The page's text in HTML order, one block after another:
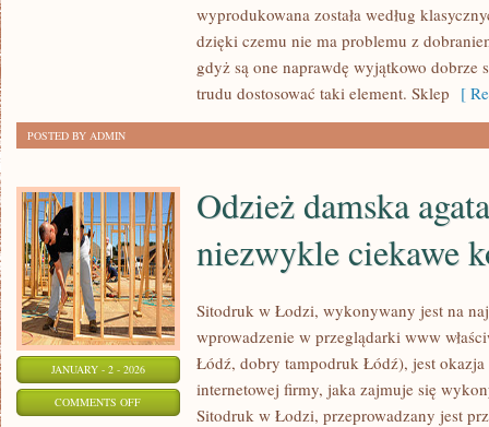
wyprodukowana została według
dzięki czemu nie ma problemu z
gdyż są one naprawdę wyjątkowo dobrze
trudu dostosować taki element. Sklep [
POSTED BY ADMIN
JANUARY - 2 - 2026
COMMENTS OFFON
Odzież damska
niezwykle ciekawe
Sitodruk w Łodzi, wykonywany jest na
wprowadzenie w przeglądarki www
Łódź, dobry tampodruk Łódź), jest
internetowej firmy, jaka zajmuje się
Sitodruk w Łodzi, przeprowadzany jest